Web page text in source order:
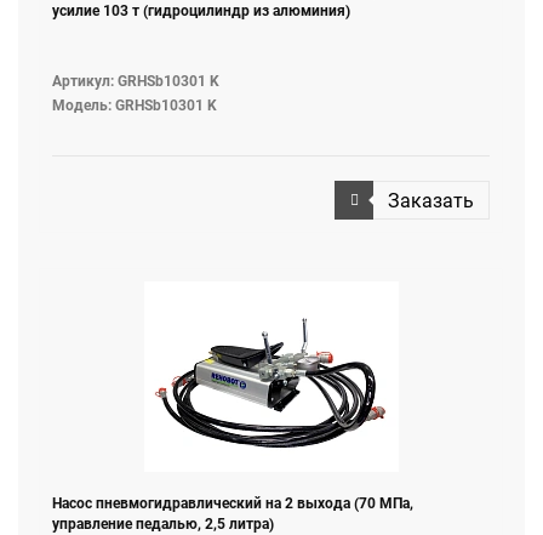
усилие 103 т (гидроцилиндр из алюминия)
Артикул: GRHSb10301 K
Модель: GRHSb10301 K
Заказать
Насос пневмогидравлический на 2 выхода (70 МПа,
управление педалью, 2,5 литра)